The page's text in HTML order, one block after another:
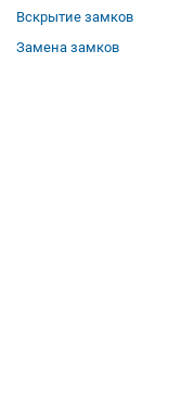
Вскрытие замков
Замена замков